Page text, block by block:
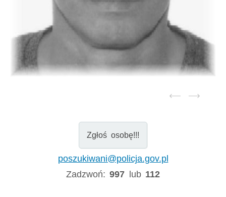
Zgłoś osobę!!!
poszukiwani@policja.gov.pl
Zadzwoń:997 lub 112